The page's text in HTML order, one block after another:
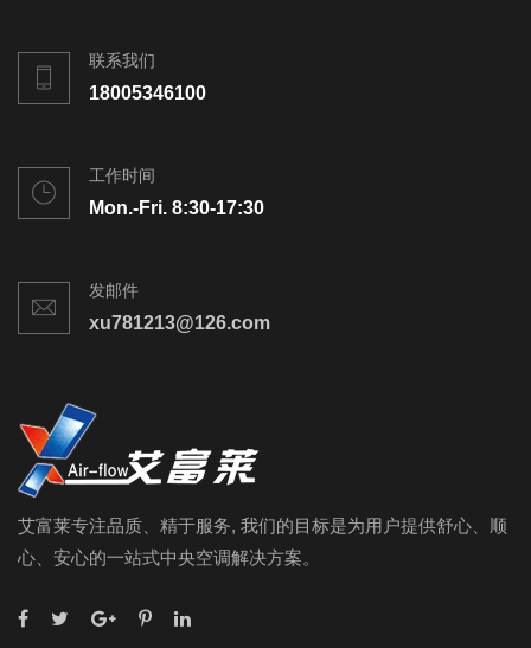
联系我们
18005346100
工作时间
Mon.-Fri. 8:30-17:30
发邮件
xu781213@126.com
艾富莱专注品质、精于服务, 我们的目标是为用户提供舒心、顺
心、安心的一站式中央空调解决方案。